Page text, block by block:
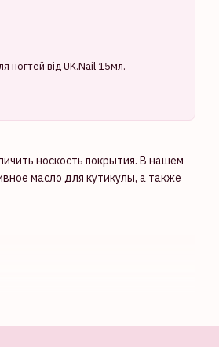
носкость покрытия. В нашем
масло для кутикулы, а также
ногтей від UK.Nail 15мл.